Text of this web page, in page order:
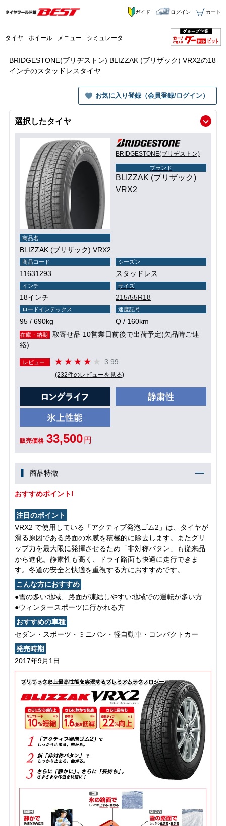
タイヤ ホイール メニュー シミュレータ
ガイド ログイン カート
BRIDGESTONE(ブリヂストン) BLIZZAK (ブリザック) VRX2の18
インチのスタッドレスタイヤ
お気に入り登録（会員登録/ログイン）
選択したタイヤ
BRIDGESTONE(ブリヂストン)
ブランド
BLIZZAK (ブリザック)
VRX2
商品名
BLIZZAK (ブリザック) VRX2
商品コード
11631293
シーズン
スタッドレス
インチ
18インチ
サイズ
215/55R18
ロードインデックス
95 / 690kg
速度記号
Q / 160km
在庫・納期
取寄せ品 10営業日前後で出荷予定(欠品時ご連
絡)
レビュー 3.99
(232件のレビューを見る)
販売価格 33,500 円
商品特徴
おすすめポイント!
注目のポイント
VRX2 で使用している「アクティブ発泡ゴム2」は、タイヤが
滑る原因である路面の水膜を積極的に除去します。またグリ
ップ力を最大限に発揮させるため「非対称パタン」も従来品
から進化。静粛性も高く、ドライ路面も快適に走行できま
す。冬道の安全と快適を重視する方におすすめです。
こんな方におすすめ
●雪の多い地域、路面が凍結しやすい地域での運転が多い方
●ウィンタースポーツに行かれる方
おすすめの車種
セダン・スポーツ・ミニバン・軽自動車・コンパクトカー
発売時期
2017年9月1日